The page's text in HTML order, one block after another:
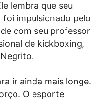
lembra que seu
impulsionado pelo
com seu professor
de kickboxing,
ir ainda mais longe.
O esporte